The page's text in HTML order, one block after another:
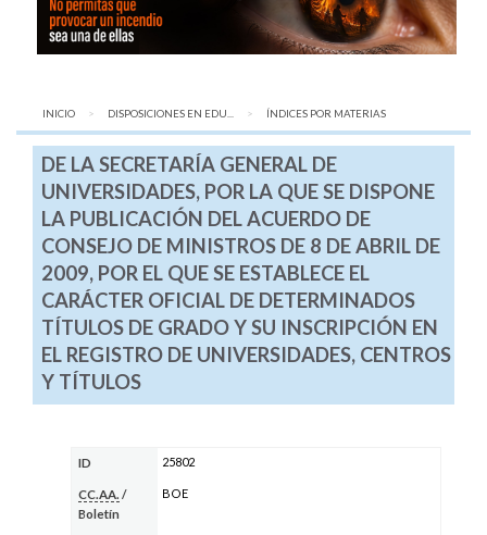
INICIO DISPOSICIONES EN EDU... AQUÍ:
ÍNDICES POR MATERIAS
DE LA SECRETARÍA GENERAL DE
UNIVERSIDADES, POR LA QUE SE DISPONE
LA PUBLICACIÓN DEL ACUERDO DE
CONSEJO DE MINISTROS DE 8 DE ABRIL DE
2009, POR EL QUE SE ESTABLECE EL
CARÁCTER OFICIAL DE DETERMINADOS
TÍTULOS DE GRADO Y SU INSCRIPCIÓN EN
EL REGISTRO DE UNIVERSIDADES, CENTROS
Y TÍTULOS
ID 25802
CC.AA. /
Boletín
BOE